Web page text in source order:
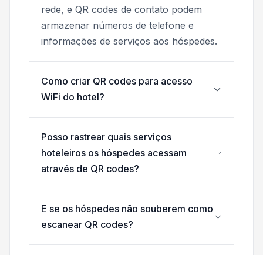
rede, e QR codes de contato podem
armazenar números de telefone e
informações de serviços aos hóspedes.
Como criar QR codes para acesso
WiFi do hotel?
Posso rastrear quais serviços
hoteleiros os hóspedes acessam
através de QR codes?
E se os hóspedes não souberem como
escanear QR codes?